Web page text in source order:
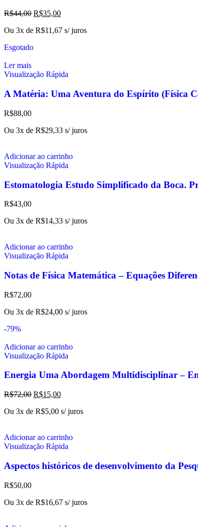
R$44,00 R$35,00
Ou 3x de R$11,67 s/ juros
Esgotado
Ler mais
Visualização Rápida
A Matéria: Uma Aventura do Espírito (Física
R$88,00
Ou 3x de R$29,33 s/ juros
Adicionar ao carrinho
Visualização Rápida
Estomatologia Estudo Simplificado da Boca.
R$43,00
Ou 3x de R$14,33 s/ juros
Adicionar ao carrinho
Visualização Rápida
Notas de Física Matemática – Equações
R$72,00
Ou 3x de R$24,00 s/ juros
-79%
Adicionar ao carrinho
Visualização Rápida
Energia Uma Abordagem Multidisciplinar –
R$72,00 R$15,00
Ou 3x de R$5,00 s/ juros
Adicionar ao carrinho
Visualização Rápida
Aspectos históricos de desenvolvimento da
R$50,00
Ou 3x de R$16,67 s/ juros